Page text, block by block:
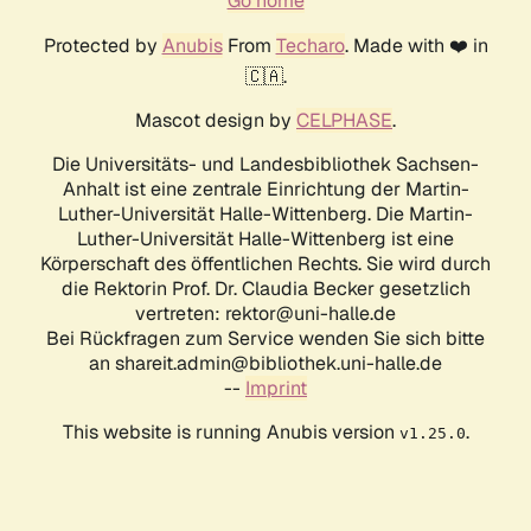
Protected by AnubisFrom Techaro. Made with ❤️ in
🇨🇦.
Mascot design by CELPHASE.
Die Universitäts- und Landesbibliothek Sachsen-
Anhalt ist eine zentrale Einrichtung der Martin-
Luther-Universität Halle-Wittenberg. Die Martin-
Luther-Universität Halle-Wittenberg ist eine
Körperschaft des öffentlichen Rechts. Sie wird durch
die Rektorin Prof. Dr. Claudia Becker gesetzlich
vertreten: rektor@uni-halle.de
Bei Rückfragen zum Service wenden Sie sich bitte
an shareit.admin@bibliothek.uni-halle.de
-- Imprint
This website is running Anubis version v1.25.0.